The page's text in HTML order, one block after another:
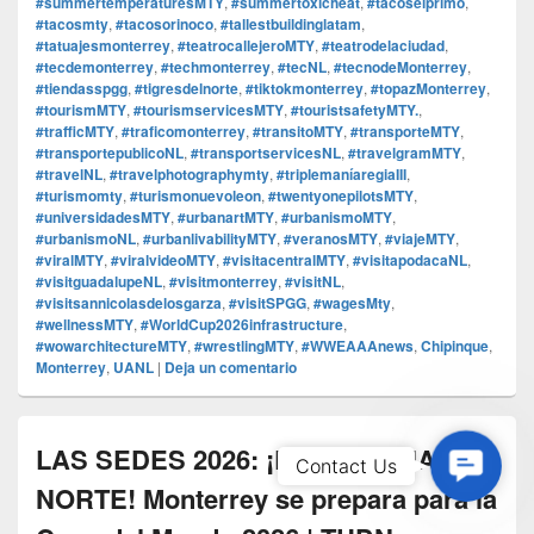
#tacosmty, #tacosorinoco, #tallestbuildinglatam,
#tatuajesmonterrey, #teatrocallejeroMTY, #teatrodelaciudad,
#tecdemonterrey, #techmonterrey, #tecNL, #tecnodeMonterrey,
#tiendasspgg, #tigresdelnorte, #tiktokmonterrey, #topazMonterrey,
#tourismMTY, #tourismservicesMTY, #touristsafetyMTY.,
#trafficMTY, #traficomonterrey, #transitoMTY, #transporteMTY,
#transportepublicoNL, #transportservicesNL, #travelgramMTY,
#travelNL, #travelphotographymty, #triplemaníaregiaIII,
#turismomty, #turismonuevoleon, #twentyonepilotsMTY,
#universidadesMTY, #urbanartMTY, #urbanismoMTY,
#urbanismoNL, #urbanlivabilityMTY, #veranosMTY, #viajeMTY,
#viralMTY, #viralvideoMTY, #visitacentralMTY, #visitapodacaNL,
#visitguadalupeNL, #visitmonterrey, #visitNL,
#visitsannicolasdelosgarza, #visitSPGG, #wagesMty,
#wellnessMTY, #WorldCup2026infrastructure,
#wowarchitectureMTY, #wrestlingMTY, #WWEAAAnews, Chipinque,
Monterrey, UANL | Deja un comentario
LAS SEDES 2026: ¡LA SULTANA DEL
NORTE! Monterrey se prepara para la
Us
Contact Us